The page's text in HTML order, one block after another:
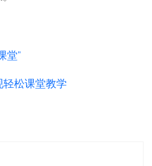
堂”
轻松课堂教学